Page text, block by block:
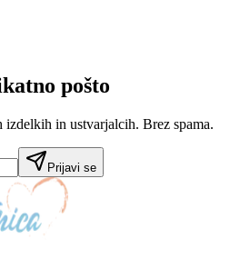
pošto
izdelkih in ustvarjalcih. Brez spama.
Prijavi se